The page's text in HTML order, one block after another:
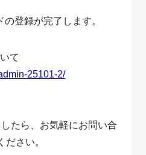
の登録が完了します。
て
25101-2/
たら、お気軽にお問い合
ださい。